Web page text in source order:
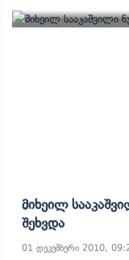
Მიხეილ
Შეხვდა
01 დეკემბერი 2010,